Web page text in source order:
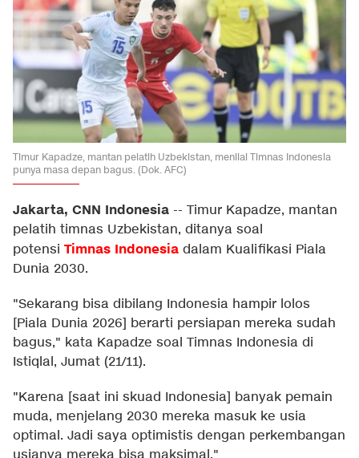
Timur Kapadze, mantan pelatih Uzbekistan, menilai Timnas Indonesia
punya masa depan bagus. (Dok. AFC)
Jakarta, CNN Indonesia -- Timur Kapadze, mantan
pelatih timnas Uzbekistan, ditanya soal
potensi Timnas Indonesia dalam Kualifikasi Piala
Dunia 2030.
"Sekarang bisa dibilang Indonesia hampir lolos
[Piala Dunia 2026] berarti persiapan mereka sudah
bagus," kata Kapadze soal Timnas Indonesia di
Istiqlal, Jumat (21/11).
"Karena [saat ini skuad Indonesia] banyak pemain
muda, menjelang 2030 mereka masuk ke usia
optimal. Jadi saya optimistis dengan perkembangan